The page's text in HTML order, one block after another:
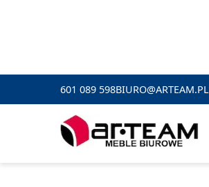
601 089 598BIURO@ARTEAM.PL